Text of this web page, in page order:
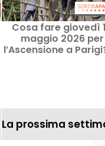
Cosa fare giovedì
maggio 2026 per
l’Ascensione a
La prossima